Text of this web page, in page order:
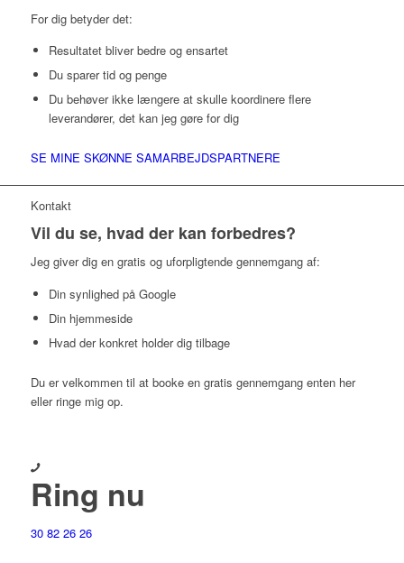
For dig betyder det:
Resultatet bliver bedre og ensartet
Du sparer tid og penge
Du behøver ikke længere at skulle koordinere flere
leverandører, det kan jeg gøre for dig
SE MINE SKØNNE SAMARBEJDSPARTNERE
Kontakt
Vil du se, hvad der kan forbedres?
Jeg giver dig en gratis og uforpligtende gennemgang af:
Din synlighed på Google
Din hjemmeside
Hvad der konkret holder dig tilbage
Du er velkommen til at booke en gratis gennemgang enten her
eller ringe mig op.
Ring nu
30 82 26 26